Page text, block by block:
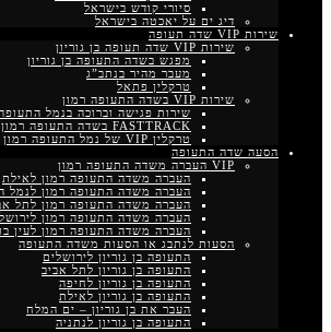
סיורי קודש בישראל
דיג ים על יאכטה בישראל
שירות VIP שדה תעופה
שירות VIP שדה תעופה בן גוריון
מפגש בשדה התעופה בן גוריון
מעבר מהיר בנתב”ג
טרקלין פתאל
שירות VIP בשדה התעופה רמון
שירות פגישה וברוכה בנמל
FASTTRACK בשדה התעופה רמון
טרקלין VIP של נמל התעופה רמון
הסעה שדה התעופה
VIP העברה משדה התעופה רמון
העברה משדה התעופה רמון לאילת
העברה משדה התעופה רמון לנמל
העברה משדה התעופה רמון לתל
העברה משדה התעופה רמון
העברה משדה התעופה רמון לעין
הסעות לנתבג או הסעות משדה התעופה
התעופה בן גוריון לירושלים
התעופה בן גוריון לתל אביב
התעופה בן גוריון לחיפה
התעופה בן גוריון לאילת
העבר את בן גוריון – ים המלח
התעופה בן גוריון לנתניה